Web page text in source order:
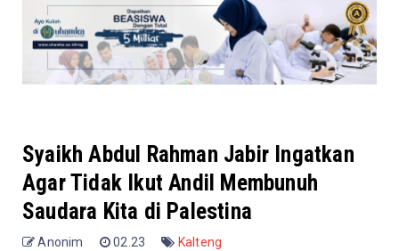
Syaikh Abdul Rahman Jabir Ingatkan
Agar Tidak Ikut Andil Membunuh
Saudara Kita di Palestina
Anonim 02.23 Kalteng